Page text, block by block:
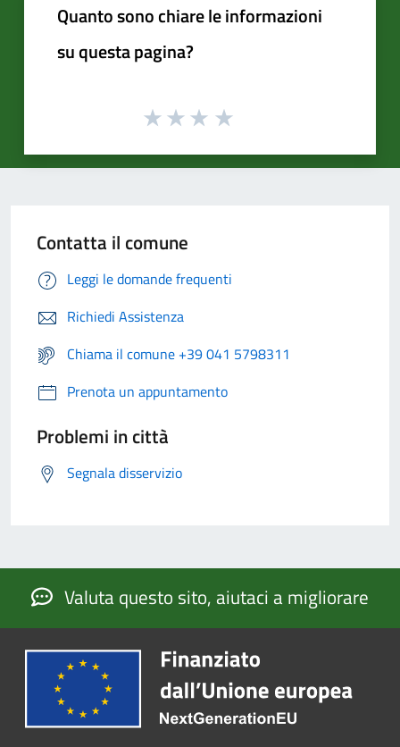
Quanto sono chiare le informazioni
su questa pagina?
Contatta il comune
Leggi le domande frequenti
Richiedi Assistenza
Chiama il comune +39 041 5798311
Prenota un appuntamento
Problemi in città
Segnala disservizio
Valuta questo sito, aiutaci a migliorare